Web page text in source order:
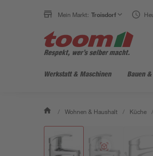
Mein Markt: Troisdorf
Werkstatt & Maschinen Bauen
/ Wohnen & Haushalt / Küche /